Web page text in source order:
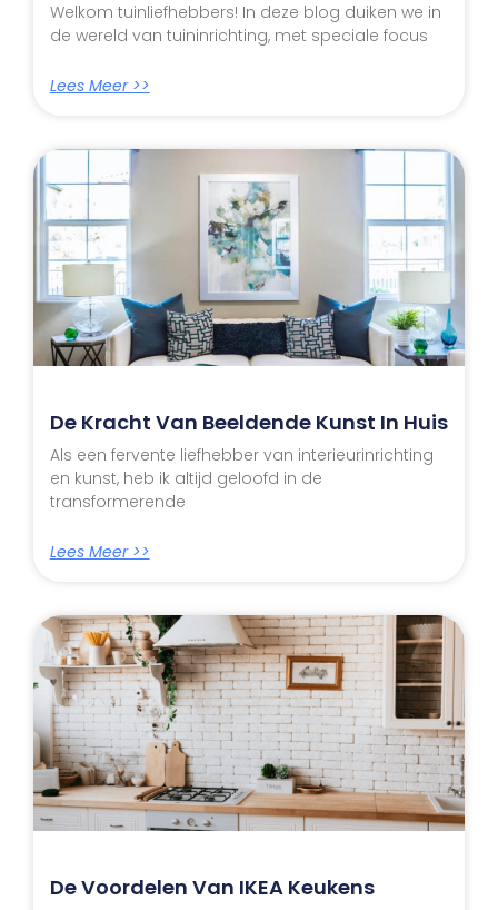
Welkom tuinliefhebbers! In deze blog duiken we in
de wereld van tuininrichting, met speciale focus
Lees Meer >>
De Kracht Van Beeldende Kunst In Huis
Als een fervente liefhebber van interieurinrichting
en kunst, heb ik altijd geloofd in de
transformerende
Lees Meer >>
De Voordelen Van IKEA Keukens